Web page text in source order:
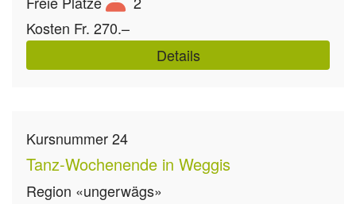
Kosten Fr. 270.–
Details
Kursnummer24
Tanz-Wochenende in Weggis
Region «ungerwägs»